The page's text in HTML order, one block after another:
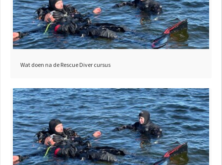
Wat doen na de Rescue Diver cursus